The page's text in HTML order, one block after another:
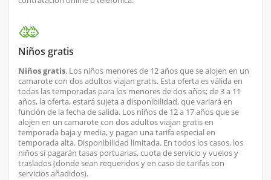
Niños gratis
Niños gratis. Los niños menores de 12 años que se alojen en un
camarote con dos adultos viajan gratis. Esta oferta es válida en
todas las temporadas para los menores de dos años; de 3 a 11
años, la oferta, estará sujeta a disponibilidad, que variará en
función de la fecha de salida. Los niños de 12 a 17 años que se
alojen en un camarote con dos adultos viajan gratis en
temporada baja y media, y pagan una tarifa especial en
temporada alta. Disponibilidad limitada. En todos los casos, los
niños sí pagarán tasas portuarias, cuota de servicio y vuelos y
traslados (donde sean requeridos y en caso de tarifas con
servicios añadidos).